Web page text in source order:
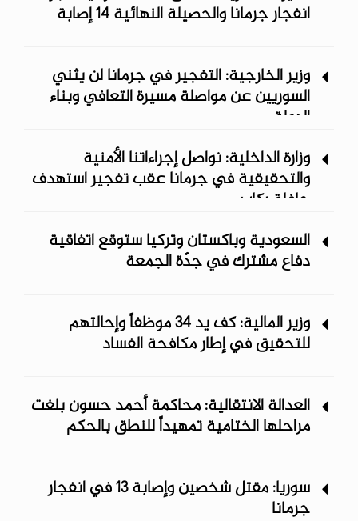
انفجار جرمانا والحصيلة النهائية 14 إصابة
وزير الخارجية: التفجير في جرمانا لن يثني
السوريين عن مواصلة مسيرة التعافي وبناء
الدولة
وزارة الداخلية: نواصل إجراءاتنا الأمنية
والتحقيقية في جرمانا عقب تفجير استهدف
حافلة ركاب
السعودية وباكستان وتركيا ستوقع اتفاقية
دفاع مشترك في جدّة الجمعة
وزير المالية: كف يد 34 موظفاً وإحالتهم
للتحقيق في إطار مكافحة الفساد
العدالة الانتقالية: محاكمة أحمد حسون بلغت
مراحلها الختامية تمهيداً للنطق بالحكم
سوريا: مقتل شخصين وإصابة 13 في انفجار
جرمانا